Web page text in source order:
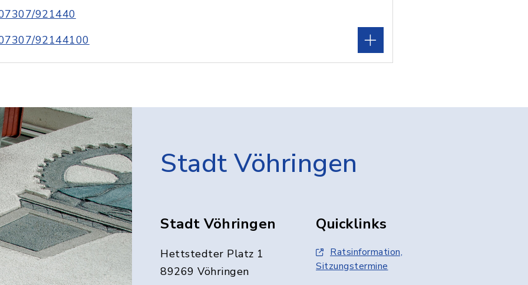
921440
92144100
Stadt Vöhringen
Stadt Vöhringen
Hettstedter Platz 1
89269 Vöhringen
Quicklinks
Ratsinformation,
Sitzungstermine